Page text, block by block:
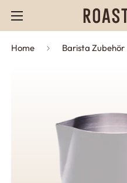
Home Barista Zubehör